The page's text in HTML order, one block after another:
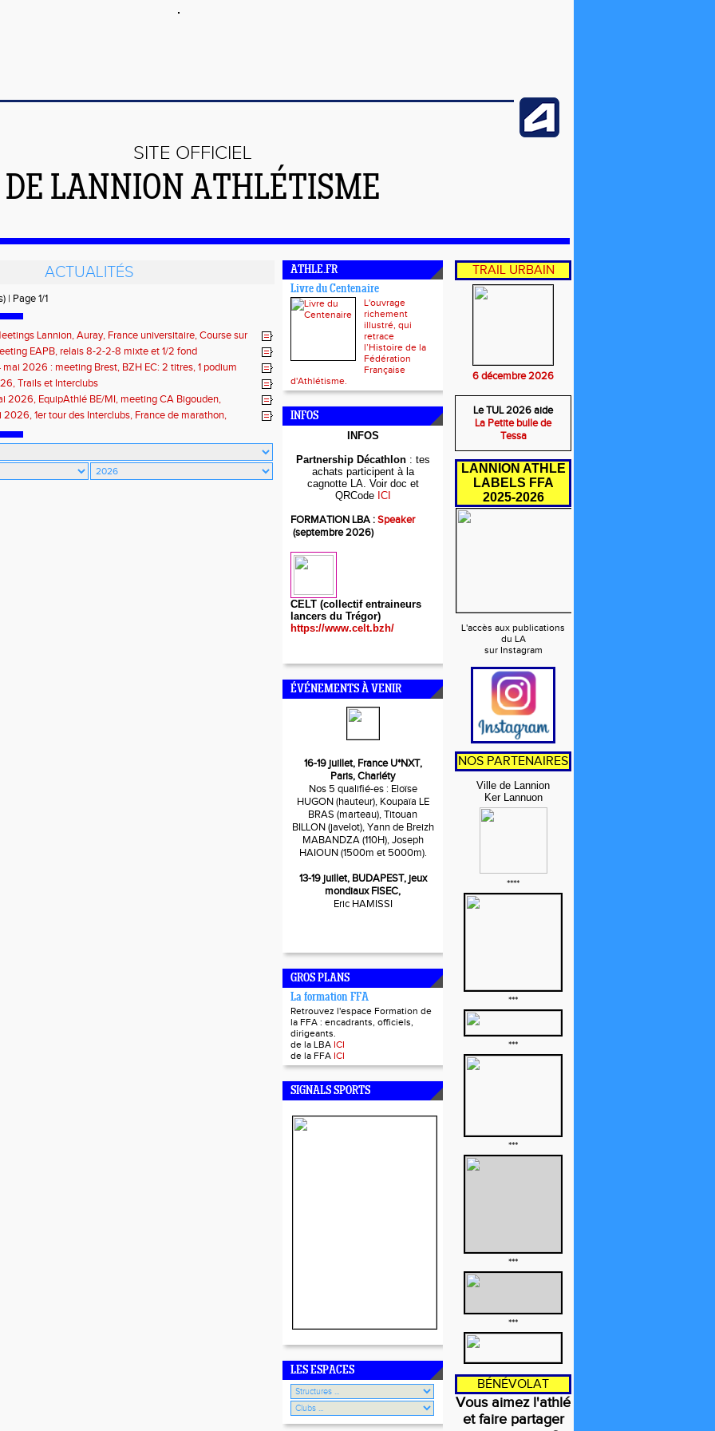
SITE OFFICIEL
DE LANNION ATHLÉTISME
ACTUALITÉS
| Page 1/1
Lannion, Auray, France universitaire, Course sur
EAPB, relais 8-2-2-8 mixte et 1/2 fond
2026 : meeting Brest, BZH EC: 2 titres, 1 podium
Trails et Interclubs
2026, EquipAthlé BE/MI, meeting CA Bigouden,
la Loire
2026, 1er tour des Interclubs, France de marathon,
ATHLE.FR
Livre du Centenaire
L'ouvrage
richement
illustré, qui
retrace
l’Histoire de la
Fédération
Française
d'Athlétisme.
INFOS
INFOS
Partnership Décathlon : tes
achats participent à la
cagnotte LA. Voir doc et
QRCode ICI
FORMATION LBA :Speaker
(septembre 2026)
CELT (collectif entraineurs
lancers du Trégor)
https://www.celt.bzh/
ÉVÉNEMENTS À VENIR
16-19 juillet, France U*NXT,
Paris, Charléty
Nos 5 qualifié-es : Eloïse
HUGON (hauteur), Koupaïa LE
BRAS (marteau), Titouan
BILLON (javelot), Yann de Breizh
MABANDZA (110H), Joseph
HAIOUN (1500m et 5000m).
13-19 juillet, BUDAPEST, jeux
mondiaux FISEC,
Eric HAMISSI
GROS PLANS
La formation FFA
Retrouvez l'espace Formation de
la FFA : encadrants, officiels,
dirigeants.
de la LBA ICI
de la FFA ICI
SIGNALS SPORTS
LES ESPACES
TRAIL URBAIN
6 décembre 2026
Le TUL 2026 aide
La Petite bulle de
Tessa
LANNION ATHLE
LABELS FFA
2025-2026
L'accès aux publications
du LA
sur Instagram
NOS PARTENAIRES
Ville de Lannion
Ker Lannuon
****
***
***
***
***
***
BÉNÉVOLAT
Vous aimez l'athlé
et faire partager